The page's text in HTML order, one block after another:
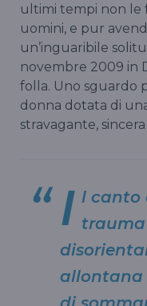
ultimi tempi non le
uomini, e pur
un’inguaribile
novembre 2009 in
folla. Uno sguardo
donna dotata di
stravagante,
I l canto
allontana